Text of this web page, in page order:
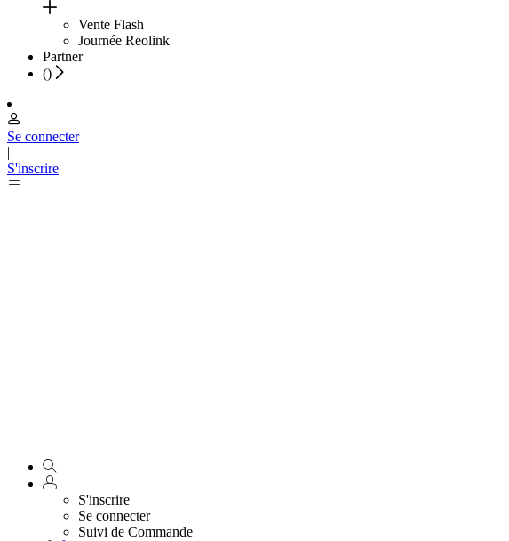
Vente Flash
Journée Reolink
Partner
()
Se connecter
|
S'inscrire
S'inscrire
Se connecter
Suivi de Commande